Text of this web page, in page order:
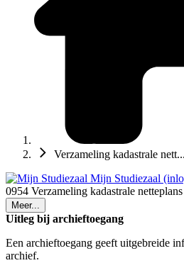
Verzameling kadastrale nett...
Mijn Studiezaal
0954 Verzameling kadastrale
Meer...
Uitleg bij archieftoegang
Een archieftoegang geeft uitgebreide
archief.